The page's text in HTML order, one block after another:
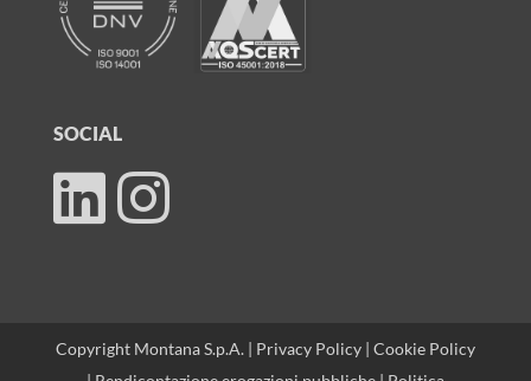
SOCIAL
Copyright Montana S.p.A. | Privacy Policy| Cookie Policy